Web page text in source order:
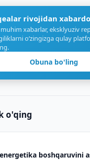
rivojidan
muhim xabarlar, eksklyuziv
o‘zingizga qulay
Obuna bo'ling
o'qing
boshqaruvini